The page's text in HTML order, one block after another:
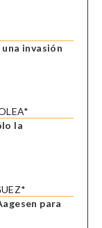
invasión
la
para